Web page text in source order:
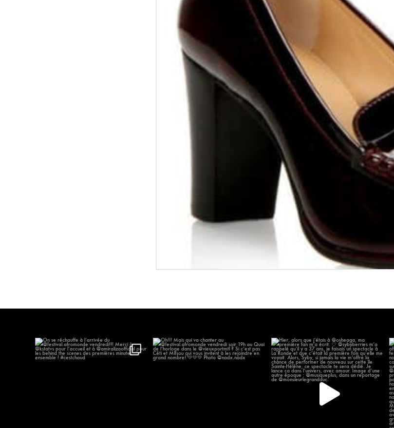
On se réchauffe à l’arrivée du...
Oh!!! Mais qui va chanter au
@festival.afromonde...
Hier, alors que j’étais à @osheaga, ma
première...
56 11